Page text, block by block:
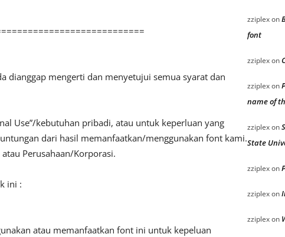
dianggap mengerti dan menyetujui semua syarat dan
Use”/kebutuhan pribadi, atau untuk keperluan yang
dari hasil memanfaatkan/menggunakan font kami.
Perusahaan/Korporasi.
ini :
atau memanfaatkan font ini untuk kepeluan
zziplexon
font
zziplexon
zziplexon
name of
zziplexon
State
zziplexon
zziplexon
zziplexon